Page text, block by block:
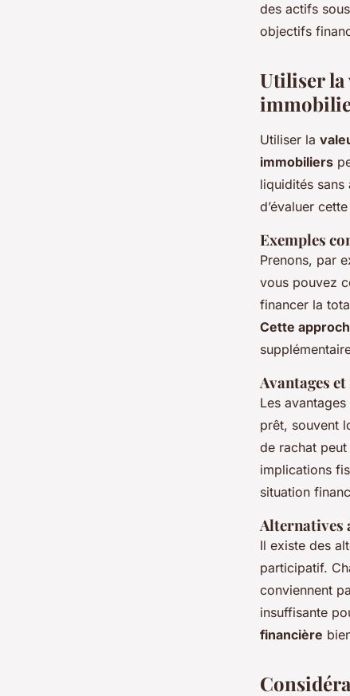
des actifs
objectifs
Utiliser la
Utiliser la
immobiliers
liquidités
d’évaluer
Exemples
Prenons, par
vous pouvez
financer la
Cette
Avantages
Les
prêt, souvent
de rachat
implications
situation
Alternatives
Il existe des
participatif.
conviennent
insuffisante
financière